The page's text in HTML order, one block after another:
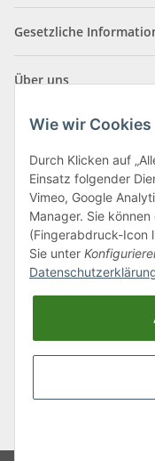
Gesetzliche
Über uns
Klagenfurter Straße 29
9556 Liebenfels
Montag bis
Freitag: 8:00 bis 12:00
Tel.:0043 (0) 4262
* Alle Preise inkl. gesetzlicher
Wie wir Cookies
Durch Klicken auf
Einsatz folgender
Vimeo, Google
Manager. Sie
(Fingerabdruck-Icon
Sie unter